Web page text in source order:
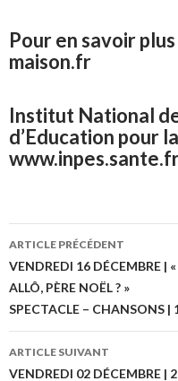
Pour en savoir
maison.fr
Institut National
d’Education pour
Navigation
des
articles
ARTICLE PRÉCÉDENT
VENDREDI 16 DÉCEMBRE |
ALLÔ, PÈRE NOËL ? »
SPECTACLE – CHANSONS |
ARTICLE SUIVANT
VENDREDI 02 DÉCEMBRE |